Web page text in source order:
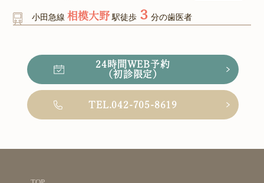
小田急線相模大野 駅徒歩 ３分の歯医者
24時間WEB予約
（初診限定）
TEL.042-705-8619